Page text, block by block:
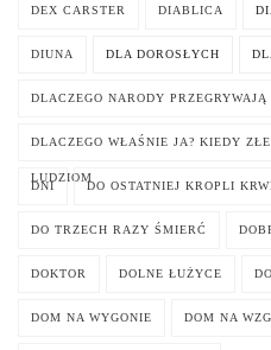
DEX CARSTER DIABLICA
DIUNA DLA DOROSŁYCH
DLACZEGO NARODY PRZEGRYWAJĄ
DLACZEGO WŁAŚNIE JA? KIEDY
LUDZIOM
DNI DO OSTATNIEJ KROPLI
DO TRZECH RAZY ŚMIERĆ
DOKTOR DOLNE ŁUŻYCE
DOM NA WYGONIE DOM NA